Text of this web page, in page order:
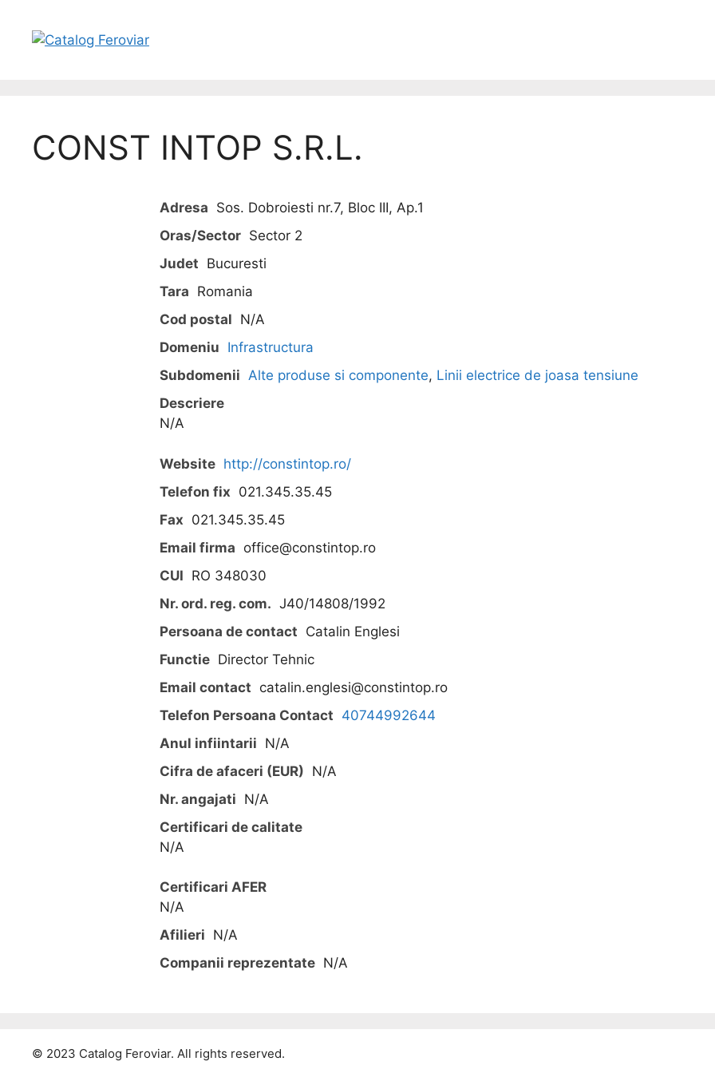
CONST INTOP S.R.L.
Adresa Sos. Dobroiesti nr.7, Bloc III, Ap.1
Oras/Sector Sector 2
Judet Bucuresti
Tara Romania
Cod postal N/A
Domeniu Infrastructura
Subdomenii Alte produse si componente, Linii electrice de joasa tensiune
Descriere
N/A
Website http://constintop.ro/
Telefon fix 021.345.35.45
Fax 021.345.35.45
Email firma office@constintop.ro
CUI RO 348030
Nr. ord. reg. com. J40/14808/1992
Persoana de contact Catalin Englesi
Functie Director Tehnic
Email contact catalin.englesi@constintop.ro
Telefon Persoana Contact 40744992644
Anul infiintarii N/A
Cifra de afaceri (EUR) N/A
Nr. angajati N/A
Certificari de calitate
N/A
Certificari AFER
N/A
Afilieri N/A
Companii reprezentate N/A
© 2023 Catalog Feroviar. All rights reserved.